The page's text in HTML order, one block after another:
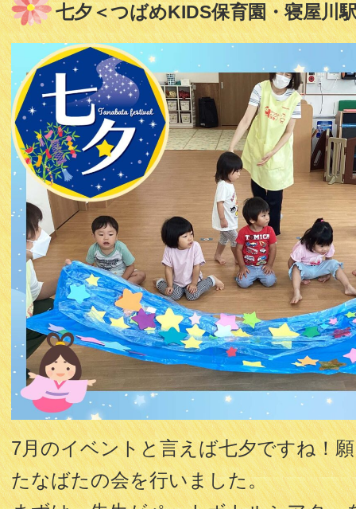
七夕＜つばめKIDS保育園・寝屋川
7月のイベントと言えば七夕ですね！
たなばたの会を行いました。